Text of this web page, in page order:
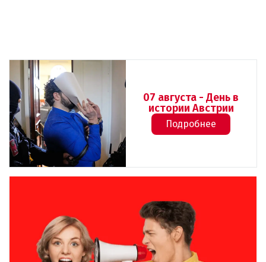
07 августа - День в
истории Австрии
Подробнее